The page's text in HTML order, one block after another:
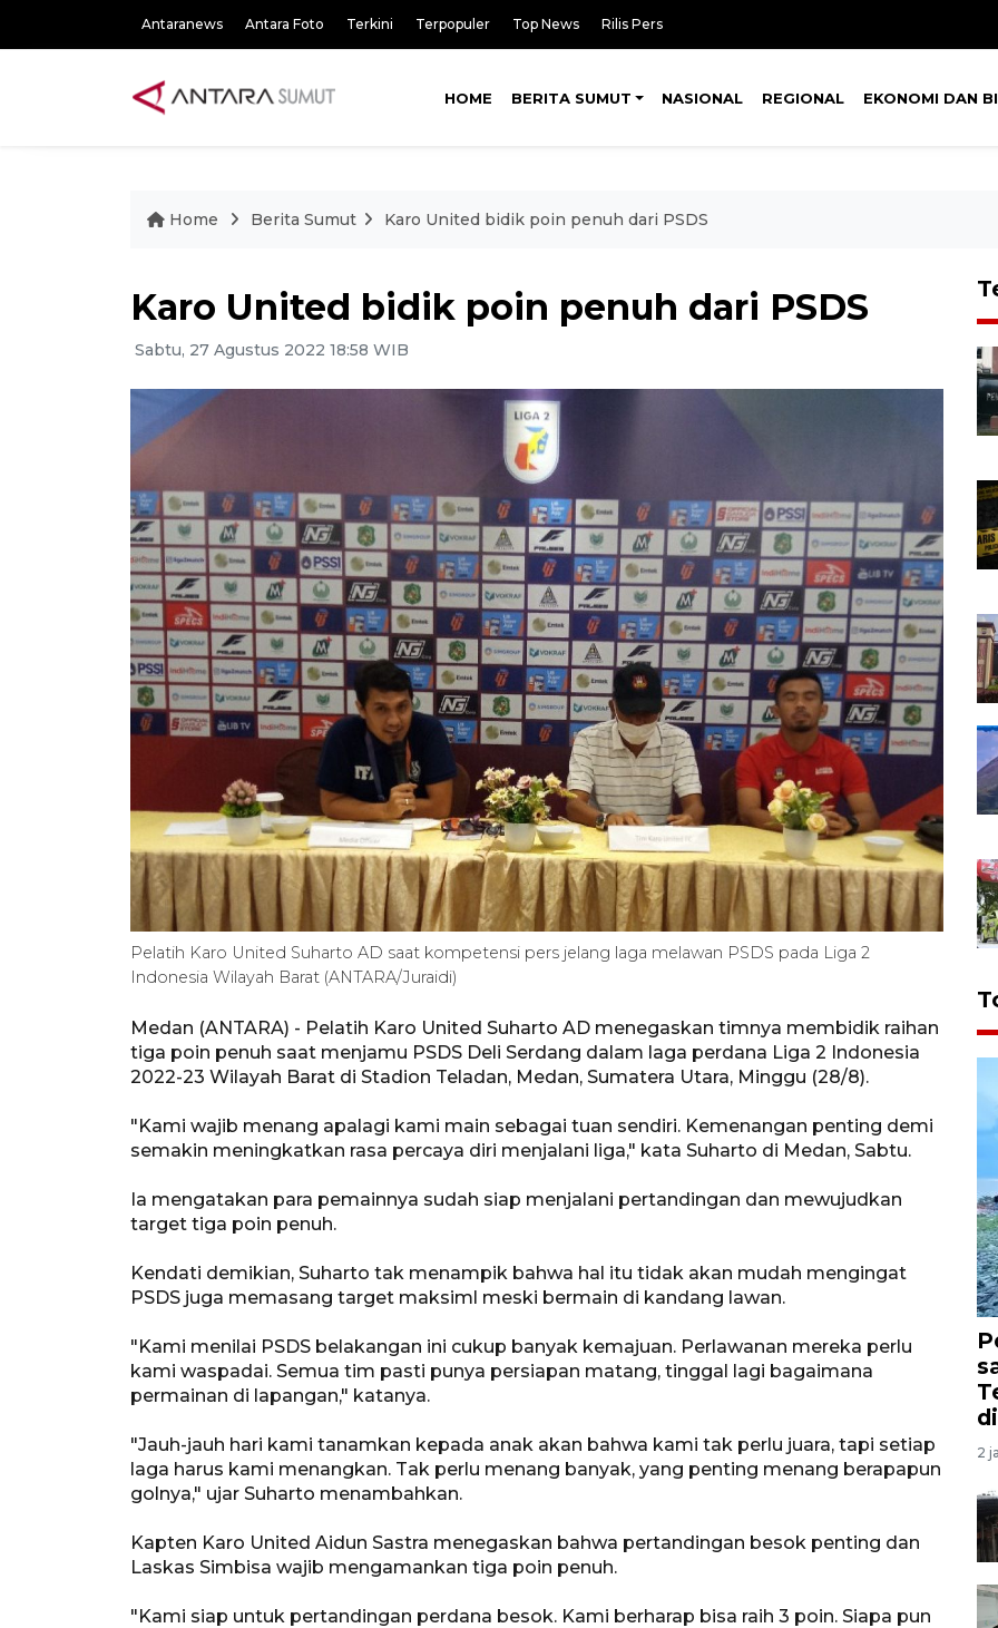
Antaranews Antara Foto Terkini Terpopuler Top News Rilis Pers
HOME BERITA SUMUT NASIONAL REGIONAL EKONOMI DAN
Home Berita Sumut Karo United bidik poin penuh dari PSDS
Karo United bidik poin penuh dari PSDS
Sabtu, 27 Agustus 2022 18:58 WIB
Pelatih Karo United Suharto AD saat kompetensi pers jelang laga melawan PSDS pada Liga 2
Indonesia Wilayah Barat (ANTARA/Juraidi)
Medan (ANTARA) - Pelatih Karo United Suharto AD menegaskan timnya membidik raihan
tiga poin penuh saat menjamu PSDS Deli Serdang dalam laga perdana Liga 2 Indonesia
2022-23 Wilayah Barat di Stadion Teladan, Medan, Sumatera Utara, Minggu (28/8).
"Kami wajib menang apalagi kami main sebagai tuan sendiri. Kemenangan penting demi
semakin meningkatkan rasa percaya diri menjalani liga," kata Suharto di Medan, Sabtu.
Ia mengatakan para pemainnya sudah siap menjalani pertandingan dan mewujudkan
target tiga poin penuh.
Kendati demikian, Suharto tak menampik bahwa hal itu tidak akan mudah mengingat
PSDS juga memasang target maksiml meski bermain di kandang lawan.
"Kami menilai PSDS belakangan ini cukup banyak kemajuan. Perlawanan mereka perlu
kami waspadai. Semua tim pasti punya persiapan matang, tinggal lagi bagaimana
permainan di lapangan," katanya.
"Jauh-jauh hari kami tanamkan kepada anak akan bahwa kami tak perlu juara, tapi setiap
laga harus kami menangkan. Tak perlu menang banyak, yang penting menang berapapun
golnya," ujar Suharto menambahkan.
Kapten Karo United Aidun Sastra menegaskan bahwa pertandingan besok penting dan
Laskas Simbisa wajib mengamankan tiga poin penuh.
"Kami siap untuk pertandingan perdana besok. Kami berharap bisa raih 3 poin. Siapa pun
2